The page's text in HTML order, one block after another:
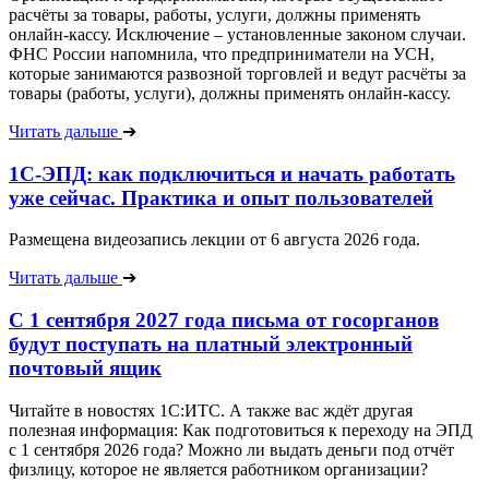
расчёты за товары, работы, услуги, должны применять
онлайн-кассу. Исключение – установленные законом случаи.
ФНС России напомнила, что предприниматели на УСН,
которые занимаются развозной торговлей и ведут расчёты за
товары (работы, услуги), должны применять онлайн-кассу.
Читать дальше ➔
1С-ЭПД: как подключиться и начать работать
уже сейчас. Практика и опыт пользователей
Размещена видеозапись лекции от 6 августа 2026 года.
Читать дальше ➔
С 1 сентября 2027 года письма от госорганов
будут поступать на платный электронный
почтовый ящик
Читайте в новостях 1С:ИТС. А также вас ждёт другая
полезная информация: Как подготовиться к переходу на ЭПД
с 1 сентября 2026 года? Можно ли выдать деньги под отчёт
физлицу, которое не является работником организации?